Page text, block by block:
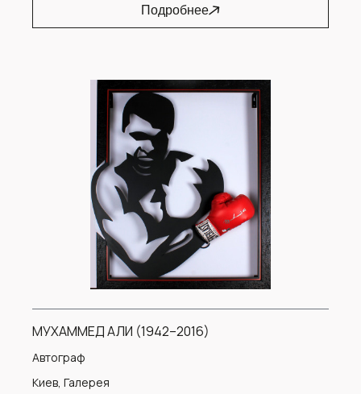
Подробнее
МУХАММЕД АЛИ (1942–2016)
Автограф
Киев, Галерея